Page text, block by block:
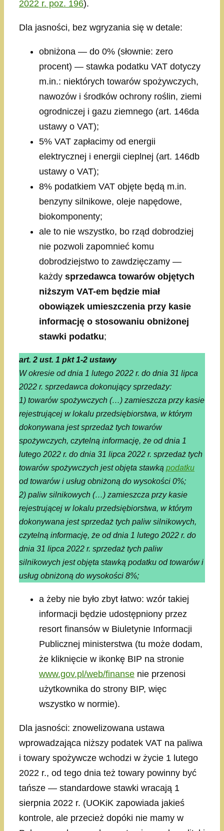
2022 r. poz. 196).
Dla jasności, bez wgryzania się w detale:
obniżona — do 0% (słownie: zero
procent) — stawka podatku VAT dotyczy
m.in.: niektórych towarów spożywczych,
nawozów i środków ochrony roślin, ziemi
ogrodniczej i gazu ziemnego (art. 146da
ustawy o VAT);
5% VAT zapłacimy od energii
elektrycznej i energii cieplnej (art. 146db
ustawy o VAT);
8% podatkiem VAT objęte będą m.in.
benzyny silnikowe, oleje napędowe,
biokomponenty;
ale to nie wszystko, bo rząd dobrodziej
nie pozwoli zapomnieć komu
dobrodziejstwo to zawdzięczamy —
każdy sprzedawca towarów objętych
niższym VAT-em będzie miał
obowiązek umieszczenia przy kasie
informację o stosowaniu obniżonej
stawki podatku;
art. 2 ust. 1 pkt 1-2 ustawy
W okresie od dnia 1 lutego 2022 r. do dnia 31 lipca
2022 r. sprzedawca dokonujący sprzedaży:
1) towarów spożywczych (…) zamieszcza przy kasie
rejestrującej w lokalu przedsiębiorstwa, w którym
dokonywana jest sprzedaż tych towarów
spożywczych, czytelną informację, że od dnia 1
lutego 2022 r. do dnia 31 lipca 2022 r. sprzedaż tych
towarów spożywczych jest objęta stawką podatku
od towarów i usług obniżoną do wysokości 0%;
2) paliw silnikowych (…) zamieszcza przy kasie
rejestrującej w lokalu przedsiębiorstwa, w którym
dokonywana jest sprzedaż tych paliw silnikowych,
czytelną informację, że od dnia 1 lutego 2022 r. do
dnia 31 lipca 2022 r. sprzedaż tych paliw
silnikowych jest objęta stawką podatku od towarów i
usług obniżoną do wysokości 8%;
a żeby nie było zbyt łatwo: wzór takiej
informacji będzie udostępniony przez
resort finansów w Biuletynie Informacji
Publicznej ministerstwa (tu może dodam,
że kliknięcie w ikonkę BIP na stronie
www.gov.pl/web/finanse nie przenosi
użytkownika do strony BIP, więc
wszystko w normie).
Dla jasności: znowelizowana ustawa
wprowadzająca niższy podatek VAT na paliwa
i towary spożywcze wchodzi w życie 1 lutego
2022 r., od tego dnia też towary powinny być
tańsze — standardowe stawki wracają 1
sierpnia 2022 r. (UOKiK zapowiada jakieś
kontrole, ale przecież dopóki nie mamy w